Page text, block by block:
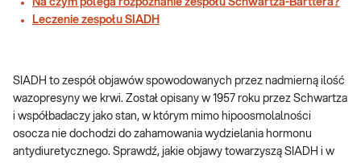
Na czym polega rozpoznanie zespołu Schwartza-Barttera?
Leczenie zespołu SIADH
SIADH to zespół objawów spowodowanych przez nadmierną ilość
wazopresyny we krwi. Został opisany w 1957 roku przez Schwartza
i współbadaczy jako stan, w którym mimo hipoosmolalności
osocza nie dochodzi do zahamowania wydzielania hormonu
antydiuretycznego. Sprawdź, jakie objawy towarzyszą SIADH i w